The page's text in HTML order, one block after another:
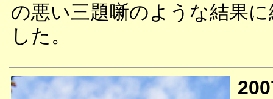
の悪い三題噺のような結果
した。